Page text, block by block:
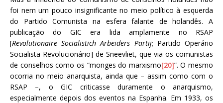
foi nem um pouco insignificante no meio político à esquerda
do Partido Comunista na esfera falante de holandês. A
publicação do GIC era lida amplamente no RSAP
[Revolutionaire Socialistich Arbeiders Partij; Partido Operário
Socialista Revolucionário] de Sneevliet, que via os comunistas
de conselhos como os “monges do marxismo[20]”. O mesmo
ocorria no meio anarquista, ainda que – assim como com o
RSAP –, o GIC criticasse duramente o anarquismo,
especialmente depois dos eventos na Espanha. Em 1933, os